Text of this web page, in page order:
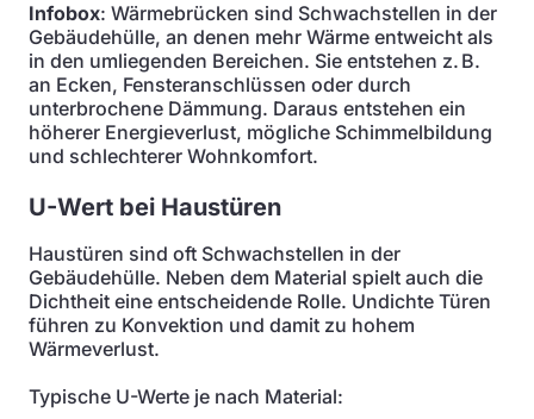
Infobox: Wärmebrücken sind Schwachstellen in der
Gebäudehülle, an denen mehr Wärme entweicht als
in den umliegenden Bereichen. Sie entstehen z. B.
an Ecken, Fensteranschlüssen oder durch
unterbrochene Dämmung. Daraus entstehen ein
höherer Energieverlust, mögliche Schimmelbildung
und schlechterer Wohnkomfort.
U-Wert bei Haustüren
Haustüren sind oft Schwachstellen in der
Gebäudehülle. Neben dem Material spielt auch die
Dichtheit eine entscheidende Rolle. Undichte Türen
führen zu Konvektion und damit zu hohem
Wärmeverlust.
Typische U-Werte je nach Material: